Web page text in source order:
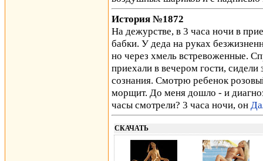
История №1872
На дежурстве, в 3 часа ночи в
бабки. У деда на руках
но через хмель встревоженные.
приехали в вечером гости, сидели
сознания. Смотрю ребенок
морщит. До меня дошло - и
часы смотрели? 3 часа ночи, он
СКАЧАТЬ